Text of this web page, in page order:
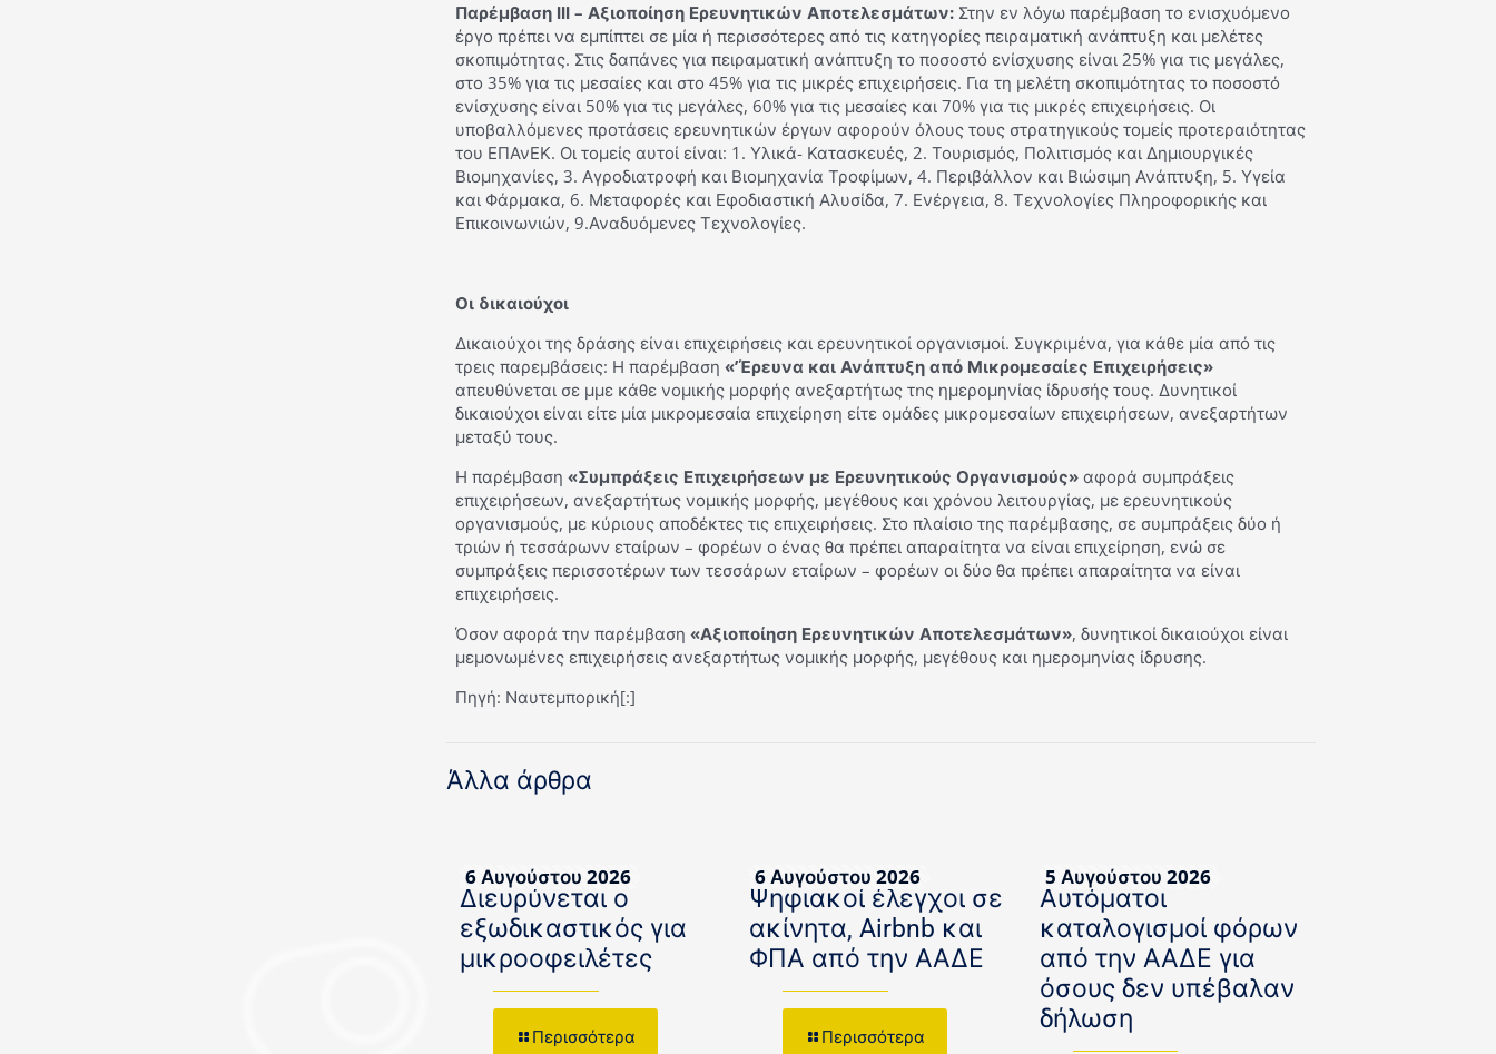
Παρέμβαση ΙΙΙ – Αξιοποίηση Ερευνητικών Αποτελεσμάτων: Στην εν λόyω παρέμβαση το ενισχυόμενο
έργο πρέπει να εμπίπτει σε μία ή περισσότερες από τις κατηγορίες πειραματική ανάπτυξη και μελέτες
σκοπιμότητας. Στις δαπάνες για πειραματική ανάπτυξη το ποσοστό ενίσχυσης είναι 25% για τις μεγάλες,
στο 35% για τις μεσαίες και στο 45% για τις μικρές επιχειρήσεις. Για τη μελέτη σκοπιμότητας το ποσοστό
ενίσχυσης είναι 50% για τις μεγάλες, 60% για τις μεσαίες και 70% για τις μικρές επιχειρήσεις. Οι
υποβαλλόμενες προτάσεις ερευνητικών έργων αφορούν όλους τους στρατηγικούς τομείς προτεραιότητας
του ΕΠΑνΕΚ. Οι τομείς αυτοί είναι: 1. Υλικά- Κατασκευές, 2. Τουρισμός, Πολιτισμός και Δημιουργικές
Βιομηχανίες, 3. Αγροδιατροφή και Βιομηχανία Τροφίμων, 4. Περιβάλλον και Βιώσιμη Ανάπτυξη, 5. Υγεία
και Φάρμακα, 6. Μεταφορές και Εφοδιαστική Αλυσίδα, 7. Ενέργεια, 8. Τεχνολογίες Πληροφορικής και
Επικοινωνιών, 9.Αναδυόμενες Τεχνολογίες.
Οι δικαιούχοι
Δικαιούχοι της δράσης είναι επιχειρήσεις και ερευνητικοί οργανισμοί. Συγκριμένα, για κάθε μία από τις
τρεις παρεμβάσεις: Η παρέμβαση «’Έρευνα και Ανάπτυξη από Μικρομεσαίες Επιχειρήσεις»
απευθύνεται σε μμε κάθε νομικής μορφής ανεξαρτήτως τnς ημερομηνίας ίδρυσής τους. Δυνητικοί
δικαιούχοι είναι είτε μία μικρομεσαία επιχείρηση είτε ομάδες μικρομεσαίων επιχειρήσεων, ανεξαρτήτων
μεταξύ τους.
Η παρέμβαση «Συμπράξεις Επιχειρήσεων με Ερευνητικούς Οργανισμούς» αφορά συμπράξεις
επιχειρήσεων, ανεξαρτήτως νομικής μορφής, μεγέθους και χρόνου λειτουργίας, με ερευνητικούς
οργανισμούς, με κύριους αποδέκτες τις επιχειρήσεις. Στο πλαίσιο της παρέμβασης, σε συμπράξεις δύο ή
τριών ή τεσσάρωνv εταίρων – φορέων ο ένας θα πρέπει απαραίτητα να είναι επιχείρηση, ενώ σε
συμπράξεις περισσοτέρων των τεσσάρων εταίρων – φορέων οι δύο θα πρέπει απαραίτητα vα είναι
επιχειρήσεις.
Όσον αφορά την παρέμβαση «Αξιοποίηση Ερευνητικών Αποτελεσμάτων», δυνητικοί δικαιούχοι είναι
μεμονωμένες επιχειρήσεις ανεξαρτήτως νομικής μορφής, μεγέθους και ημερομηνίας ίδρυσης.
Πηγή: Ναυτεμπορική[:]
Άλλα άρθρα
6 Αυγούστου 2026
Διευρύνεται ο
εξωδικαστικός για
μικροοφειλέτες
Περισσότερα
6 Αυγούστου 2026
Ψηφιακοί έλεγχοι σε
ακίνητα, Airbnb και
ΦΠΑ από την ΑΑΔΕ
Περισσότερα
5 Αυγούστου 2026
Αυτόματοι
καταλογισμοί φόρων
από την ΑΑΔΕ για
όσους δεν υπέβαλαν
δήλωση